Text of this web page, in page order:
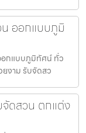
ออกแบบภูมิ
กแบบภูมิทัศน์ ทั่ว
ยงาม รับจัดสว
ดสวน ตกแต่ง